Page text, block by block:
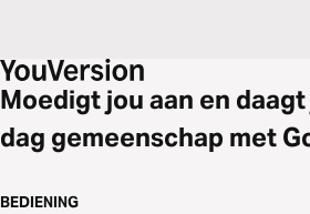
Moedigt jou aan en
dag gemeenschap met
BEDIENING